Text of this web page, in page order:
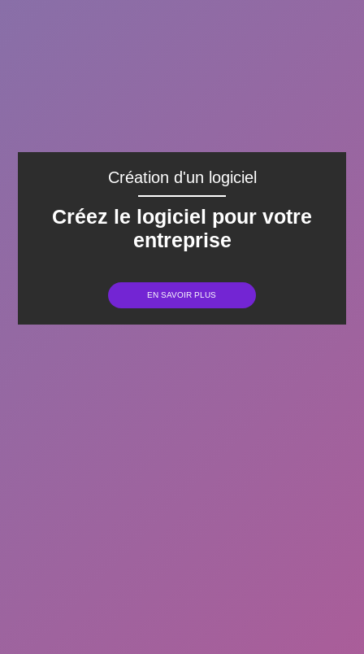
Création d'un logiciel
Créez le logiciel pour votre
entreprise
EN SAVOIR PLUS